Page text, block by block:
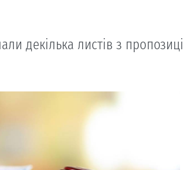
декілька листів з